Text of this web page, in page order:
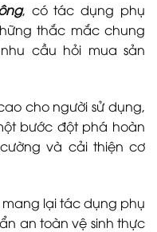
, có tác dụng phụ
thắc mắc chung
cầu hỏi mua sản
cho người sử dụng,
bước đột phá hoàn
và cải thiện cơ
lại tác dụng phụ
an toàn vệ sinh thực